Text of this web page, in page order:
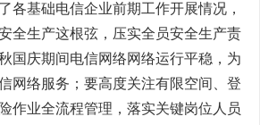
各基础电信企业前期工作开展情况，
全生产这根弦，压实全员安全生产责
国庆期间电信网络网络运行平稳，为
网络服务；要高度关注有限空间、登
作业全流程管理，落实关键岗位人员